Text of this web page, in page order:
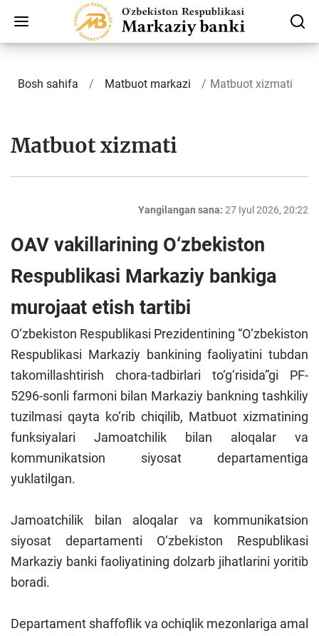
Bosh sahifa Matbuot markazi Matbuot xizmati
Matbuot xizmati
Yangilangan sana: 27 Iyul 2026, 20:22
OAV vakillarining O‘zbekiston
Respublikasi Markaziy bankiga
murojaat etish tartibi
O‘zbekiston Respublikasi Prezidentining “O‘zbekiston
Respublikasi Markaziy bankining faoliyatini tubdan
takomillashtirish chora-tadbirlari to‘g‘risida”gi PF-
5296-sonli farmoni bilan Markaziy bankning tashkiliy
tuzilmasi qayta ko‘rib chiqilib, Matbuot xizmatining
funksiyalari Jamoatchilik bilan aloqalar va
kommunikatsion siyosat departamentiga
yuklatilgan.
Jamoatchilik bilan aloqalar va kommunikatsion
siyosat departamenti O‘zbekiston Respublikasi
Markaziy banki faoliyatining dolzarb jihatlarini yoritib
boradi.
Departament shaffoflik va ochiqlik mezonlariga amal